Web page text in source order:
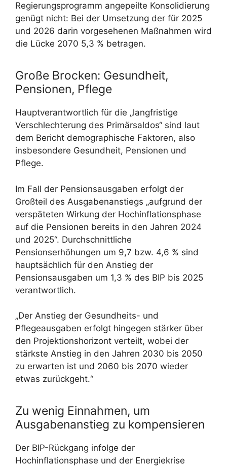
Regierungsprogramm angepeilte Konsolidierung
genügt nicht: Bei der Umsetzung der für 2025
und 2026 darin vorgesehenen Maßnahmen wird
die Lücke 2070 5,3 % betragen.
Große Brocken: Gesundheit,
Pensionen, Pflege
Hauptverantwortlich für die „langfristige
Verschlechterung des Primärsaldos“ sind laut
dem Bericht demographische Faktoren, also
insbesondere Gesundheit, Pensionen und
Pflege.
Im Fall der Pensionsausgaben erfolgt der
Großteil des Ausgabenanstiegs „aufgrund der
verspäteten Wirkung der Hochinflationsphase
auf die Pensionen bereits in den Jahren 2024
und 2025“. Durchschnittliche
Pensionserhöhungen um 9,7 bzw. 4,6 % sind
hauptsächlich für den Anstieg der
Pensionsausgaben um 1,3 % des BIP bis 2025
verantwortlich.
„Der Anstieg der Gesundheits- und
Pflegeausgaben erfolgt hingegen stärker über
den Projektionshorizont verteilt, wobei der
stärkste Anstieg in den Jahren 2030 bis 2050
zu erwarten ist und 2060 bis 2070 wieder
etwas zurückgeht.“
Zu wenig Einnahmen, um
Ausgabenanstieg zu kompensieren
Der BIP-Rückgang infolge der
Hochinflationsphase und der Energiekrise